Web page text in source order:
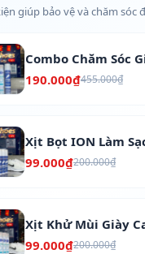
giúp bảo vệ và chăm sóc
Combo Chăm Sóc
190.000₫455.000₫
Xịt Bọt ION Làm
99.000₫200.000₫
Xịt Khử Mùi Giày
99.000₫200.000₫